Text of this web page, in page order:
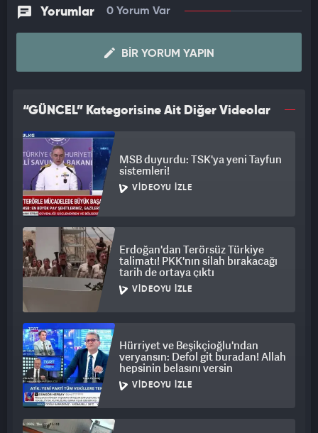
Yorumlar 0 Yorum Var
BIR YORUM YAPIN
“GÜNCEL” Kategorisine Ait Diğer Videolar
MSB duyurdu: TSK'ya yeni Tayfun
sistemleri!
VIDEOYU İZLE
Erdoğan'dan Terörsüz Türkiye
talimatı! PKK'nın silah bırakacağı
tarih de ortaya çıktı
VIDEOYU İZLE
Hürriyet ve Beşikçioğlu'ndan
veryansın: Defol git buradan! Allah
hepsinin belasını versin
VIDEOYU İZLE